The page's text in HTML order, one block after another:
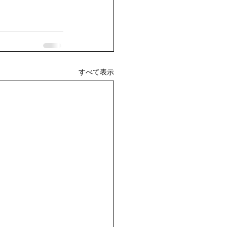
すべて表示